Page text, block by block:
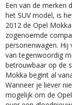
Een van de merken
het SUV model, is
2012 de Opel
zogenoemde
personenwagen. Hij
van tegenwoordig
betrouwbaar op de
Mokka begint al
Wanneer je liever
mogelijk om de